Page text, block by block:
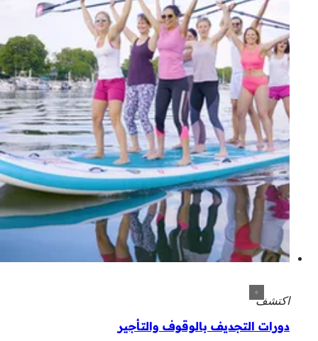
اكتشف
دورات التجديف بالوقوف والتأجير